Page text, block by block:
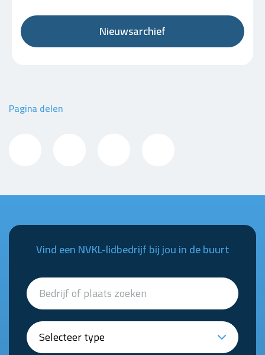
Nieuwsarchief
Pagina delen
Vind een NVKL-lidbedrijf bij jou in de buurt